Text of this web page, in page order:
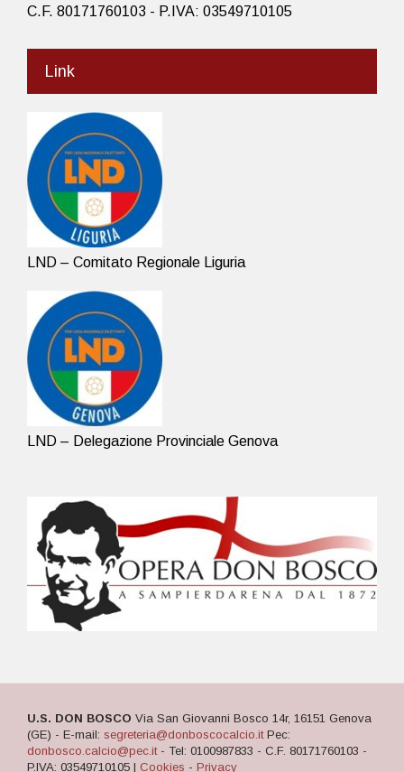
C.F. 80171760103 - P.IVA: 03549710105
Link
LND – Comitato Regionale Liguria
LND – Delegazione Provinciale Genova
U.S. DON BOSCO Via San Giovanni Bosco 14r, 16151 Genova
(GE) - E-mail: segreteria@donboscocalcio.itPec:
donbosco.calcio@pec.it- Tel: 0100987833 - C.F. 80171760103 -
P.IVA: 03549710105 | Cookies - Privacy